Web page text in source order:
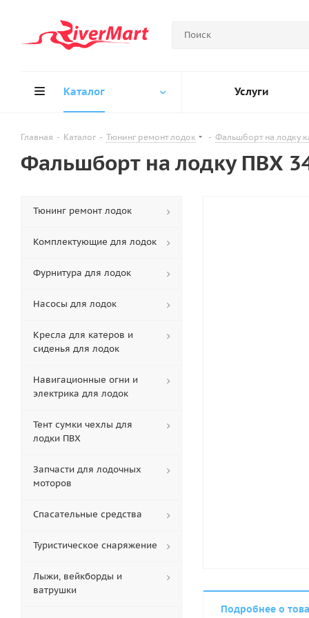
Каталог Услуги
Главная - Каталог - Тюнинг ремонт лодок - Фальшборт на лодку
Фальшборт на лодку ПВХ
Подробнее о
Тюнинг ремонт лодок
Комплектующие для лодок
Фурнитура для лодок
Насосы для лодок
Кресла для катеров и
сиденья для лодок
Навигационные огни и
электрика для лодок
Тент сумки чехлы для
лодки ПВХ
Запчасти для лодочных
моторов
Спасательные средства
Туристическое снаряжение
Лыжи, вейкборды и
ватрушки